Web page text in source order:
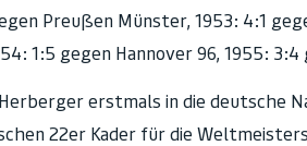
Preußen Münster, 1953: 4:1
1:5 gegen Hannover 96, 1955: 3:4
erstmals in die
22er Kader für die